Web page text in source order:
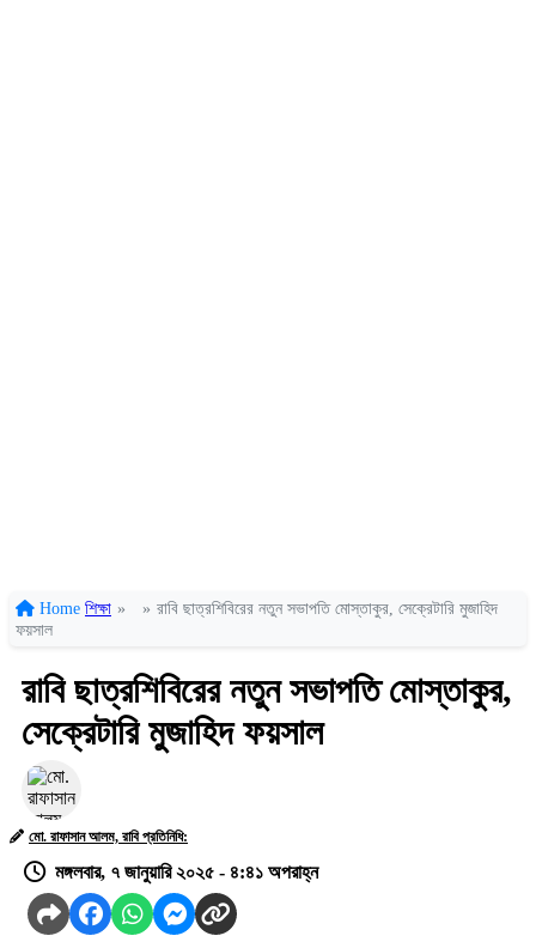
Home শিক্ষা » » রাবি ছাত্রশিবিরের নতুন সভাপতি মোস্তাকুর, সেক্রেটারি মুজাহিদ
ফয়সাল
রাবি ছাত্রশিবিরের নতুন সভাপতি মোস্তাকুর,
সেক্রেটারি মুজাহিদ ফয়সাল
মো. রাফাসান আলম, রাবি প্রতিনিধি:
মঙ্গলবার, ৭ জানুয়ারি ২০২৫ - ৪:৪১ অপরাহ্ন